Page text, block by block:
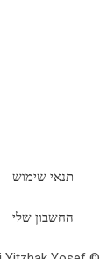
תנאי שימוש
החשבון שלי